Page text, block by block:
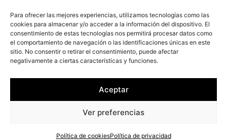
Para ofrecer las mejores experiencias, utilizamos tecnologías como las
cookies para almacenar y/o acceder a la información del dispositivo. El
consentimiento de estas tecnologías nos permitirá procesar datos como
el comportamiento de navegación o las identificaciones únicas en este
sitio. No consentir o retirar el consentimiento, puede afectar
negativamente a ciertas características y funciones.
Aceptar
Ver preferencias
Política de cookiesPolítica de privacidad